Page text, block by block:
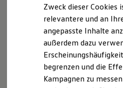
Laden unterwegs
Laden Zuhause
Ladestationen
Batterie
Sicherheit
Garantie und
Technologie
Verantwortlich für Inhalte
Roman Fehling, Dipl.-Ing. (FH)
Mathias Grossmann
Horst Hoffmann
Werner König
Michael Krasser
Zweck dieser Cookies
relevantere und an
angepasste Inhalte
außerdem dazu
begrenzen und die
Kampagnen zu